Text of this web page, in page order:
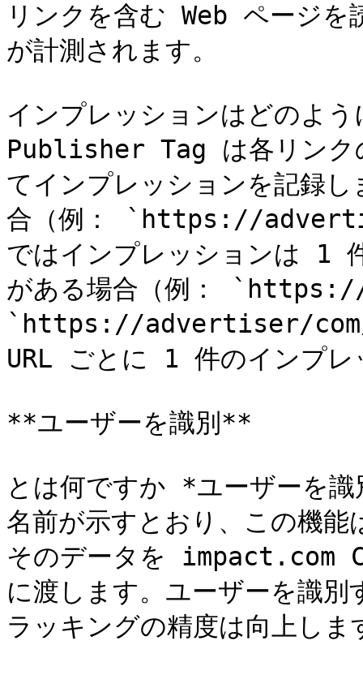
リンクを含む Web ページを
が計測されます。
インプレッションはどのよ
Publisher Tag は各リンク
てインプレッションを記録
合（例： `https://
ではインプレッションは 1
がある場合（例：
`https://advertiser/com/
URL ごとに 1 件のインプレ
**ユーザーを識別**
とは何ですか *ユーザーを
名前が示すとおり、この機能
そのデータを impact.com
に渡します。ユーザーを識
ラッキングの精度は向上しま